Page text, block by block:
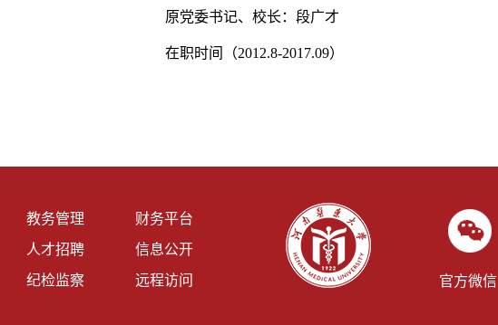
原党委书记、校长：段广才
在职时间（2012.8-2017.09）
教务管理
财务平台
人才招聘
信息公开
纪检监察 远程访问 官方微信